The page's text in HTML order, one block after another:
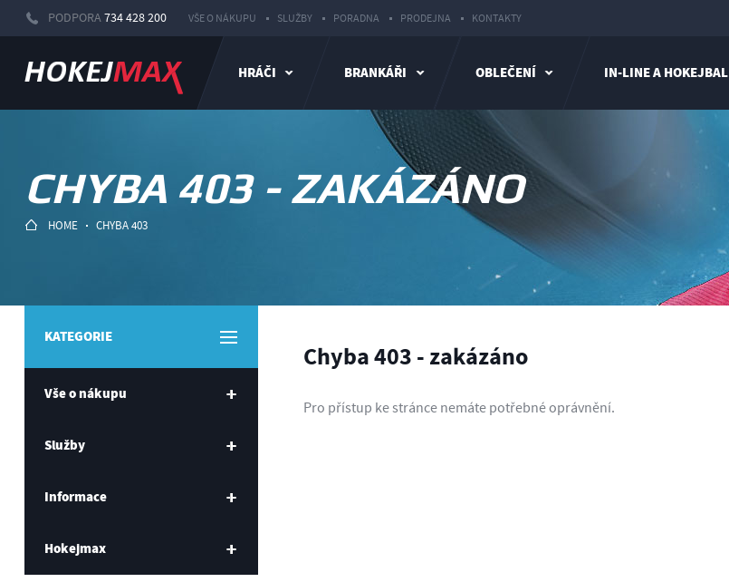
PODPORA734 428 200
HRÁČI BRANKÁŘI OBLEČENÍ IN-LINE A HOKEJBAL
VŠE O NÁKUPU SLUŽBY PORADNA PRODEJNA KONTAKTY
CHYBA 403 - ZAKÁZÁNO
HOME CHYBA 403
KATEGORIE
Vše o nákupu
Služby
Informace
Hokejmax
Chyba 403 - zakázáno
Pro přístup ke stránce nemáte potřebné oprávnění.